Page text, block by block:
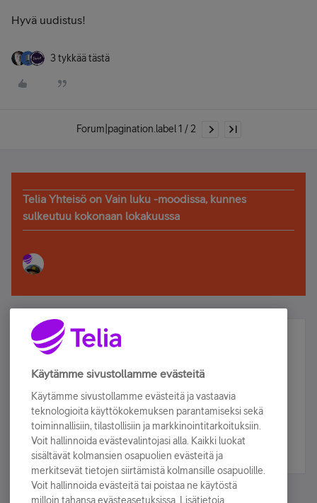
Hyvä uudistus!
3 tykkää tästä
Forum|pagination.label 1 / 2
Telia Yhteisö on Vain luku -moodissa, kunnes
sulkeutuu kokonaan lokakuussa
Älä jää paitsi – osallistu ja voita!
Tilaa Telian uutiskirje ja olet mukana arvonnassa.
sähköpostiisi.
Tilaa nyt
Käytämme sivustollamme evästeitä
Käytämme sivustollamme evästeitä ja vastaavia
teknologioita käyttökokemuksen parantamiseksi sekä
toiminnallisiin, tilastollisiin ja markkinointitarkoituksiin.
Voit hallinnoida evästevalintojasi alla. Kaikki luokat
sisältävät kolmansien osapuolien evästeitä ja
merkitsevät tietojen siirtämistä kolmansille osapuolille.
Voit hallinnoida evästeitä tai poistaa ne käytöstä
milloin tahansa evästeasetuksissa. Lisätietoja